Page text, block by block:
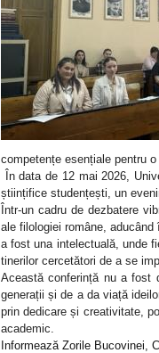
competențe esențiale pentru
În data de 12 mai 2026,
științifice studențești, un
Într-un cadru de dezbatere
ale filologiei române,
a fost una intelectuală, unde
tinerilor cercetători de a se
Această conferință nu a fost
generații și de a da viață
prin dedicare și creativitate,
academic.
nformează Zorile Bucovinei,